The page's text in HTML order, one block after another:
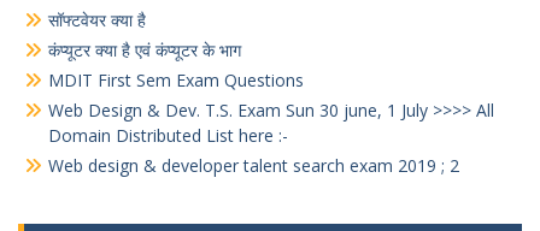
सॉफ्टवेयर क्या है
कंप्यूटर क्या है एवं कंप्यूटर के भाग
MDIT First Sem Exam Questions
Web Design & Dev. T.S. Exam Sun 30 june, 1 July >>>> All
Domain Distributed List here :-
Web design & developer talent search exam 2019 ; 2